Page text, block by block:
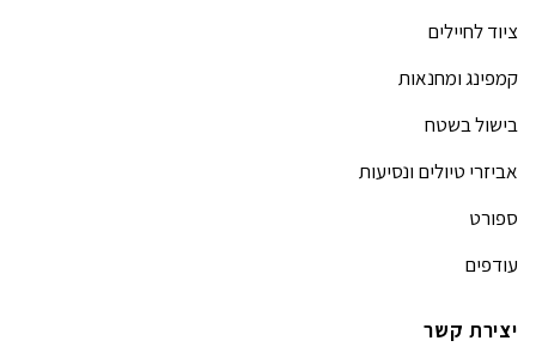
ציוד לחיילים
קמפינג ומחנאות
בישול בשטח
אביזרי טיולים ונסיעות
ספורט
עודפים
יצירת קשר